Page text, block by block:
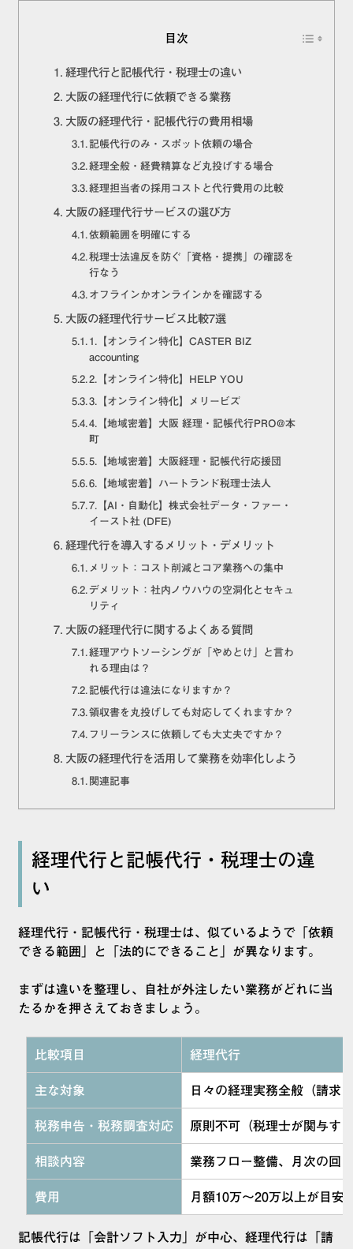
目次
経理代行と記帳代行・税理士の違い
大阪の経理代行に依頼できる業務
大阪の経理代行・記帳代行の費用相場
記帳代行のみ・スポット依頼の場合
経理全般・経費精算など丸投げする場合
経理担当者の採用コストと代行費用の比較
大阪の経理代行サービスの選び方
依頼範囲を明確にする
税理士法違反を防ぐ「資格・提携」の確認を
行なう
オフラインかオンラインかを確認する
大阪の経理代行サービス比較7選
1.【オンライン特化】CASTER BIZ
accounting
2.【オンライン特化】HELP YOU
3.【オンライン特化】メリービズ
4.【地域密着】大阪 経理・記帳代行PRO@本
町
5.【地域密着】大阪経理・記帳代行応援団
6.【地域密着】ハートランド税理士法人
7.【AI・自動化】株式会社データ・ファー・
イースト社 (DFE)
経理代行を導入するメリット・デメリット
メリット：コスト削減とコア業務への集中
デメリット：社内ノウハウの空洞化とセキュ
リティ
大阪の経理代行に関するよくある質問
経理アウトソーシングが「やめとけ」と言わ
れる理由は？
記帳代行は違法になりますか？
領収書を丸投げしても対応してくれますか？
フリーランスに依頼しても大丈夫ですか？
大阪の経理代行を活用して業務を効率化しよう
関連記事
経理代行と記帳代行・税理士の違
い
経理代行・記帳代行・税理士は、似ているようで「依頼
できる範囲」と「法的にできること」が異なります。
まずは違いを整理し、自社が外注したい業務がどれに当
たるかを押さえておきましょう。
比較項目 経理代行
主な対象 日々の経理実務全般（請求
税務申告・税務調査対応 原則不可（税理士が関与す
相談内容 業務フロー整備、月次の回
費用 月額10万〜20万以上が目安
記帳代行は「会計ソフト入力」が中心、経理代行は「請